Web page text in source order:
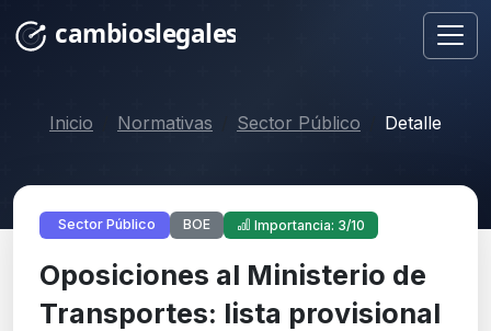
Inicio Normativas Sector Público Detalle
Sector Público BOE Importancia: 3/10
Oposiciones al Ministerio de
Transportes: lista provisional